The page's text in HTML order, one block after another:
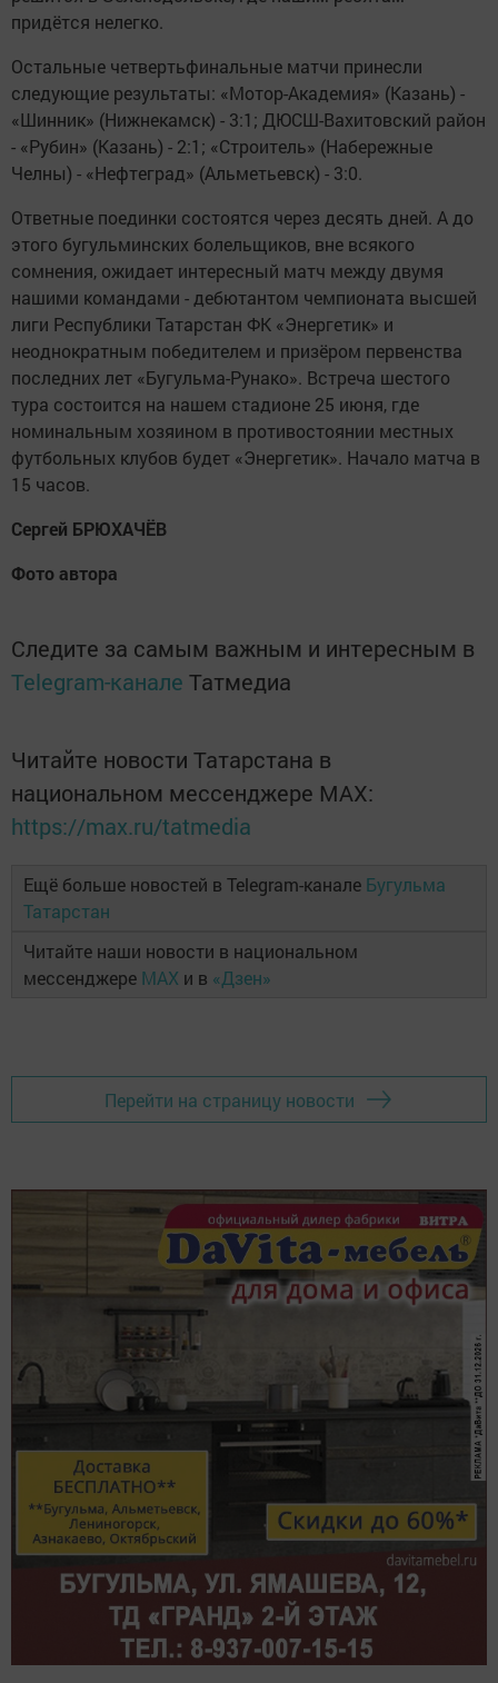
придётся нелегко.
Остальные четвертьфинальные матчи принесли
следующие результаты: «Мотор-Академия» (Казань) -
«Шинник» (Нижнекамск) - 3:1; ДЮСШ-Вахитовский район
- «Рубин» (Казань) - 2:1; «Строитель» (Набережные
Челны) - «Нефтеград» (Альметьевск) - 3:0.
Ответные поединки состоятся через десять дней. А до
этого бугульминских болельщиков, вне всякого
сомнения, ожидает интересный матч между двумя
нашими командами - дебютантом чемпионата высшей
лиги Республики Татарстан ФК «Энергетик» и
неоднократным победителем и призёром первенства
последних лет «Бугульма-Рунако». Встреча шестого
тура состоится на нашем стадионе 25 июня, где
номинальным хозяином в противостоянии местных
футбольных клубов будет «Энергетик». Начало матча в
15 часов.
Сергей БРЮХАЧЁВ
Фото автора
Следите за самым важным и интересным в
Telegram-канале Татмедиа
Читайте новости Татарстана в
национальном мессенджере MАХ:
https://max.ru/tatmedia
Ещё больше новостей в Telegram-канале Бугульма
Татарстан
Читайте наши новости в национальном
мессенджере MAX и в «Дзен»
Перейти на страницу новости